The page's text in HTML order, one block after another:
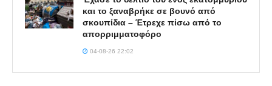
και το ξαναβρήκε σε βουνό από
σκουπίδια – Έτρεχε πίσω από το
απορριμματοφόρο
04-08-26 22:02